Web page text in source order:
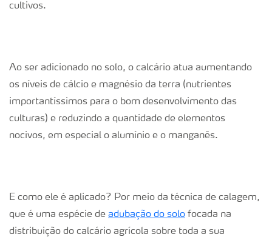
cultivos.
Ao ser adicionado no solo, o calcário atua aumentando
os níveis de cálcio e magnésio da terra (nutrientes
importantíssimos para o bom desenvolvimento das
culturas) e reduzindo a quantidade de elementos
nocivos, em especial o alumínio e o manganês.
E como ele é aplicado? Por meio da técnica de calagem,
que é uma espécie de adubação do solo focada na
distribuição do calcário agrícola sobre toda a sua